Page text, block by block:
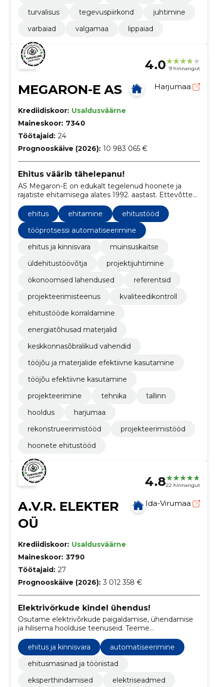
turvalisus tegevuspiirkond
juhtimine
varbaiad
valgamaa lippaiad
4.0 9 hinnangut
MEGARON-E AS Harjumaa
Krediidiskoor: Usaldusväärne
Maineskoor: 7340
Töötajaid: 24
Prognooskäive (2026): 10 983 065 €
Ehitus väärib tähelepanu!
AS Megaron-E on edukalt tegelenud hoonete ja
rajatiste ehitamisega alates 1992. aastast. Ettevõtte
projektijuhtimisteenuste osutamine, kaasates
erinevaid spetsialiste nii ettevõttesiseselt kui ka
väljastpoolt.
ehitus ehitamine
ehitustööd
tööprotsessi automatiseerimine
ehitus ja kinnisvara
muinsuskaitse
üldehitustöövõtja
projektijuhtimine
ökonoomsed lahendused
referentsid
projekteerimisteenus
kvaliteedikontroll
ehitustööde korraldamine
energiatõhusad materjalid
keskkonnasõbralikud vahendid
tööjõu ja materjalide efektiivne kasutamine
tööjõu efektiivne kasutamine
projekteerimine
tehnika
tallinn
hooldus
harjumaa
rekonstrueerimistööd
projekteerimistööd
hoonete ehitustööd
4.822 hinnangut
A.V.R. ELEKTER
OÜ
Ida-Virumaa
Krediidiskoor: Usaldusväärne
Maineskoor: 3790
Töötajaid: 27
Prognooskäive (2026): 3 012 358 €
Elektrivõrkude kindel ühendus!
Osutame elektrivõrkude paigaldamise, ühendamise
ja hilisema hoolduse teenuseid. Teeme
elektriseadmete, alajaamade, jaotuskilpide jms
ühendamise. millele järgneb elektritööde lubade
kinnitamine.
ehitus ja kinnisvara
automatiseerimine
ehitusmasinad ja tööriistad
eksperthindamised
elektriseadmed